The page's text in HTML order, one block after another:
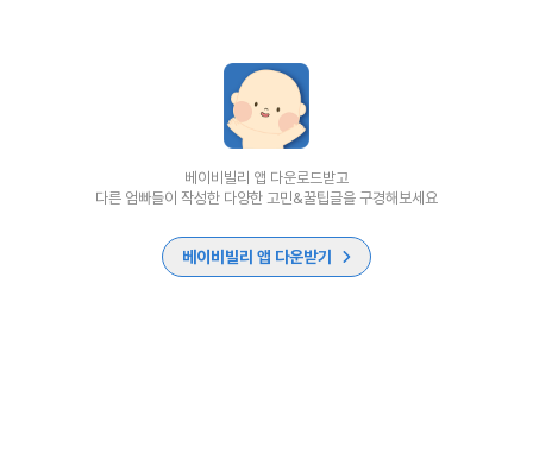
베이비빌리 앱 다운로드받고
다른 엄빠들이 작성한 다양한 고민&꿀팁글을 구경해보세요
베이비빌리 앱 다운받기